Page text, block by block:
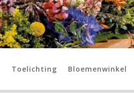
Toelichting Bloemenwinkel